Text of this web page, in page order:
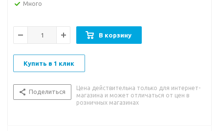
Много
В корзину
Купить в 1 клик
Поделиться
Цена действительна только для интернет-
магазина и может отличаться от цен в
розничных магазинах